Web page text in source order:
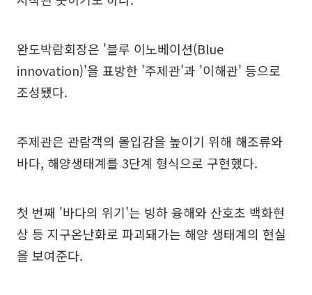
완도박람회장은 '블루 이노베이션(Blue
innovation)'을 표방한 '주제관'과 '이해관' 등으로
조성됐다.
주제관은 관람객의 몰입감을 높이기 위해 해조류와
바다, 해양생태계를 3단계 형식으로 구현했다.
첫 번째 '바다의 위기'는 빙하 융해와 산호초 백화현
상 등 지구온난화로 파괴돼가는 해양 생태계의 현실
을 보여준다.